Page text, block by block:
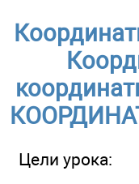
Цели урока: